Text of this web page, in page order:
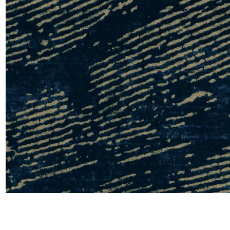
Satin
Soie